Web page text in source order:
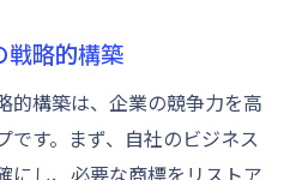
戦略的構築
的構築は、企業の競争力を高
です。まず、自社のビジネス